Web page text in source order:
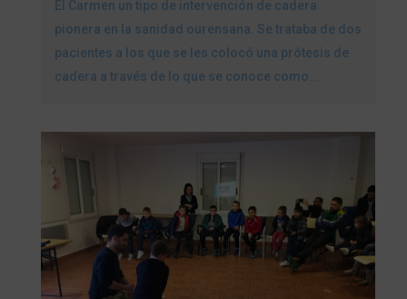
El Carmen un tipo de intervención de cadera
pionera en la sanidad ourensana. Se trataba de dos
pacientes a los que se les colocó una prótesis de
cadera a través de lo que se conoce como...